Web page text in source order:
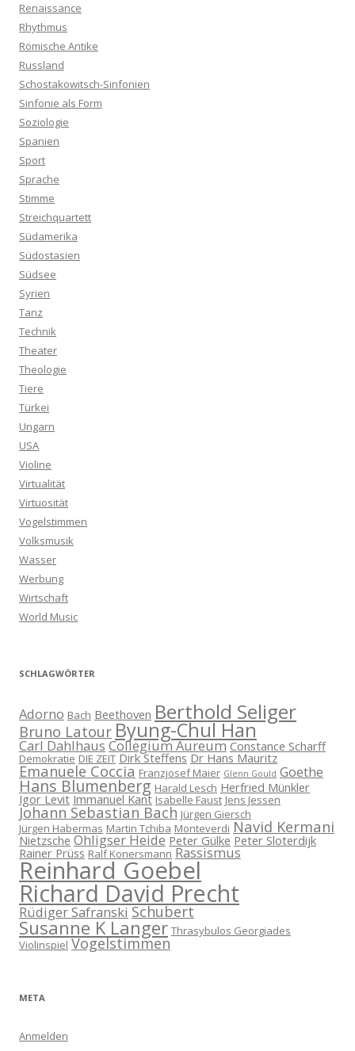
Renaissance
Rhythmus
Römische Antike
Russland
Schostakowitsch-Sinfonien
Sinfonie als Form
Soziologie
Spanien
Sport
Sprache
Stimme
Streichquartett
Südamerika
Südostasien
Südsee
Syrien
Tanz
Technik
Theater
Theologie
Tiere
Türkei
Ungarn
USA
Violine
Virtualität
Virtuosität
Vogelstimmen
Volksmusik
Wasser
Werbung
Wirtschaft
World Music
SCHLAGWÖRTER
Adorno Bach Beethoven Berthold Seliger
Bruno Latour Byung-Chul Han
Carl Dahlhaus Collegium Aureum Constance Scharff
Demokratie DIE ZEIT Dirk Steffens Dr Hans Mauritz
Emanuele Coccia Franzjosef Maier Glenn Gould Goethe
Hans Blumenberg Harald Lesch Herfried Münkler
Igor Levit Immanuel Kant Isabelle Faust Jens Jessen
Johann Sebastian Bach Jürgen Giersch
Jürgen Habermas Martin Tchiba Monteverdi Navid Kermani
Nietzsche Ohligser Heide Peter Gülke Peter Sloterdijk
Rainer Prüss Ralf Konersmann Rassismus
Reinhard Goebel
Richard David Precht
Rüdiger Safranski Schubert
Susanne K Langer Thrasybulos Georgiades
Violinspiel Vogelstimmen
META
Anmelden